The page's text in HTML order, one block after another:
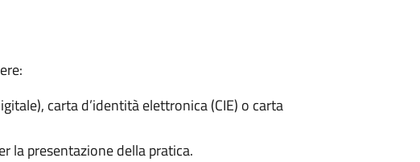
carta d’identità elettronica (CIE) o carta
la presentazione della pratica.